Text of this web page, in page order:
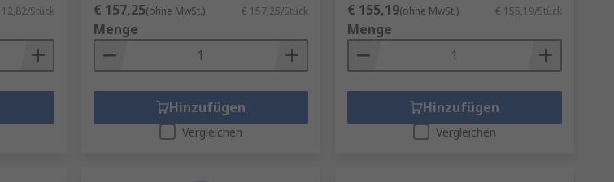
Stück € 157,25(ohne MwSt.) € 157,25/Stück
Menge
Hinzufügen
Vergleichen
€ 155,19(ohne MwSt.) € 155,19/Stück
Menge
Hinzufügen
Vergleichen